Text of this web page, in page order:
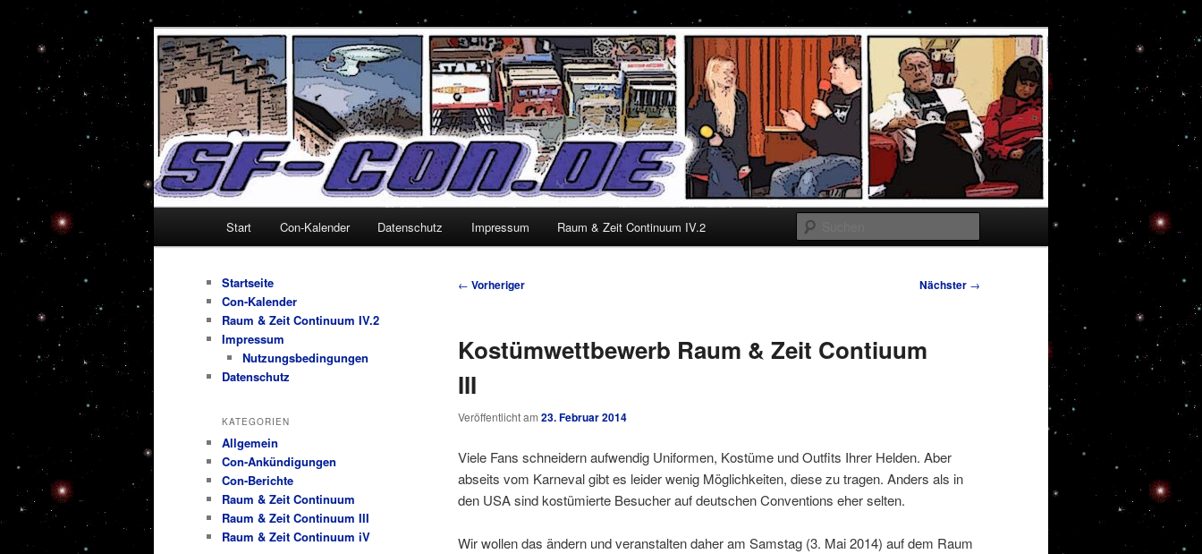
primären
Inhalt
springen
SF-Con.de
Alles um Sciencefiction-Cons
Start Con-Kalender Datenschutz Impressum Raum & Zeit Continuum IV.2
Beitragsnavigation
← Vorheriger Nächster →
Kostümwettbewerb Raum & Zeit Contiuum
III
Veröffentlicht am 23. Februar 2014
Viele Fans schneidern aufwendig Uniformen, Kostüme und Outfits Ihrer Helden. Aber
abseits vom Karneval gibt es leider wenig Möglichkeiten, diese zu tragen. Anders als in
den USA sind kostümierte Besucher auf deutschen Conventions eher selten.
Wir wollen das ändern und veranstalten daher am Samstag (3. Mai 2014) auf dem Raum
Startseite
Con-Kalender
Raum & Zeit Continuum IV.2
Impressum
Nutzungsbedingungen
Datenschutz
KATEGORIEN
Allgemein
Con-Ankündigungen
Con-Berichte
Raum & Zeit Continuum
Raum & Zeit Continuum III
Raum & Zeit Continuum iV